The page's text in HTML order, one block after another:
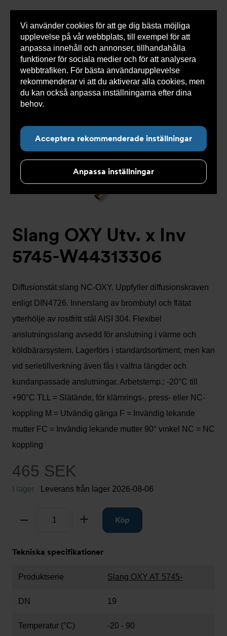
Vi använder cookies för att ge dig bästa möjliga
upplevelse på vår webbplats, till exempel för att
anpassa innehåll och annonser, tillhandahålla
funktioner för sociala medier och för att analysera
webbtrafiken. För bästa användarupplevelse
rekommenderar vi att du aktiverar alla cookies, men
du kan också anpassa inställningarna efter dina
behov.
Acceptera rekommenderade inställningar
Anpassa inställningar
0 varorSnabborder
Du
här:
Armatec > Produkter > Kyla > Slang >
Slang
OXY
> Slang OXY AT 5745- >
Slang OXY Utv. x Inv
5745-W44313306
Slang OXY Utv. x Inv
5745-W44313306
Diffusionstät slang NC-OXY. Uppfyller diffusionskraven
enligt DIN4726. Innerslang av brombutyl och flätat
ytterhölje av rostfritt stål AISI 304. Flexibel
anslutningsslang avsedd för anslutning i värme och
köldbärarsystem. Lagerförs i standardsortiment, men kan
vid serietillverkning även fås i valfria längder och
kundanpassade anslutningar. Arbetstemp.: -20°C till
+90°C TLL = Slätände, för klämrings-, press- eller NC-
koppling M = Utvändig gänga F = Invändig lekande
mutter FC = Invändig lekande mutter 90° vinkel NC = NC
koppling
465 SEK
I lager Leverans från lager 2026-08-06
Ta bort Lägg tillKöp
Tekniska specifikationer
Produktserie Slang OXY AT 5745-
DN 19
Temperatur (°C) -20 - 90